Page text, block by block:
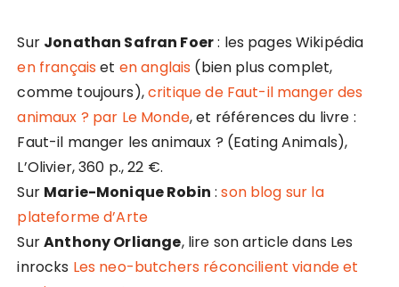
Sur Jonathan Safran Foer: les pages Wikipédia
en français et en anglais (bien plus complet,
comme toujours),critique de Faut-il manger des
animaux ? par Le Monde, et références du livre :
Faut-il manger les animaux ? (Eating Animals),
L’Olivier, 360 p., 22 €.
Sur Marie-Monique Robin :son blog sur la
plateforme d’Arte
SurAnthony Orliange, lire son article dans Les
inrocks Les neo-butchers réconcilient viande et